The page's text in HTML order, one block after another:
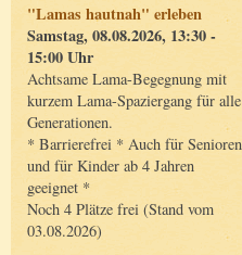
"Lamas hautnah" erleben
Samstag, 08.08.2026, 13:30 -
15:00 Uhr
Achtsame Lama-Begegnung mit
kurzem Lama-Spaziergang für alle
Generationen.
* Barrierefrei * Auch für Senioren
und für Kinder ab 4 Jahren
geeignet *
Noch 4 Plätze frei (Stand vom
03.08.2026)